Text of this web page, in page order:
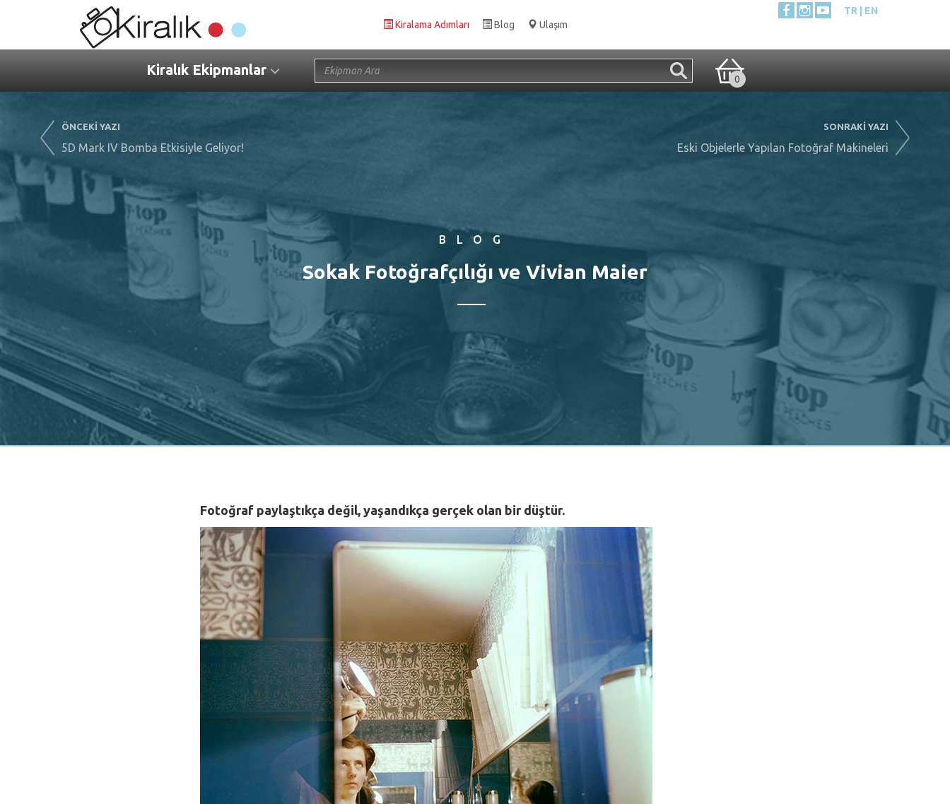
Kiralama Adımları Blog Ulaşım
TR EN
Kiralık Ekipmanlar
0
BLOG
Sokak Fotoğrafçılığı ve Vivian Maier
ÖNCEKİ YAZI
5D Mark IV Bomba Etkisiyle Geliyor!
SONRAKİ YAZI
Eski Objelerle Yapılan Fotoğraf Makineleri
Fotoğraf paylaştıkça değil, yaşandıkça gerçek olan bir düştür.